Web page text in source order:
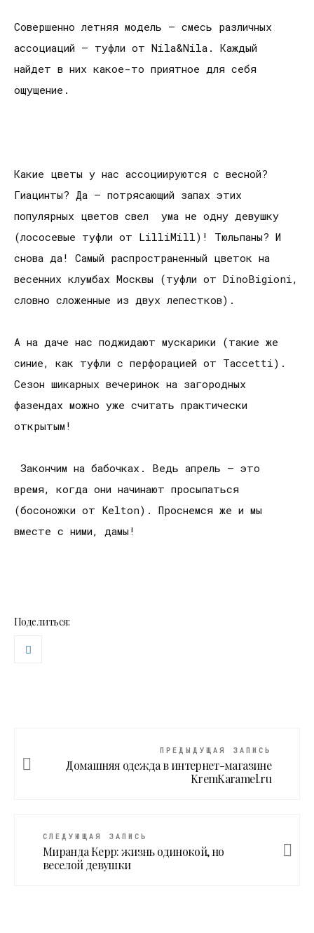
Совершенно летняя модель – смесь различных
ассоциаций – туфли от Nila&Nila. Каждый
найдет в них какое-то приятное для себя
ощущение.
Какие цветы у нас ассоциируются с весной?
Гиацинты? Да – потрясающий запах этих
популярных цветов свел ума не одну девушку
(лососевые туфли от LilliMill)! Тюльпаны? И
снова да! Самый распространенный цветок на
весенних клумбах Москвы (туфли от DinoBigioni,
словно сложенные из двух лепестков).
А на даче нас поджидают мускарики (такие же
синие, как туфли с перфорацией от Taccetti).
Сезон шикарных вечеринок на загородных
фазендах можно уже считать практически
открытым!
Закончим на бабочках. Ведь апрель – это
время, когда они начинают просыпаться
(босоножки от Kelton). Проснемся же и мы
вместе с ними, дамы!
Поделиться:
ПРЕДЫДУЩАЯ ЗАПИСЬ
Домашняя одежда в интернет-магазине
KremKaramel.ru
СЛЕДУЮЩАЯ ЗАПИСЬ
Миранда Керр: жизнь одинокой, но
веселой девушки